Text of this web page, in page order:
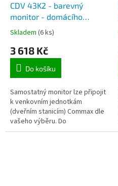
CDV 43K2 - barevný
monitor - domácího
videovrántného s LCD
obrazovkou 4,3 palce, pro
2 venkovní jednotky
Skladem (6 ks)
3 618 Kč
Do košíku
Samostatný monitor lze připojit
k venkovním jednotkám
(dveřním stanicím) Commax dle
vašeho výběru. Do
videotelefonu je možné napojit